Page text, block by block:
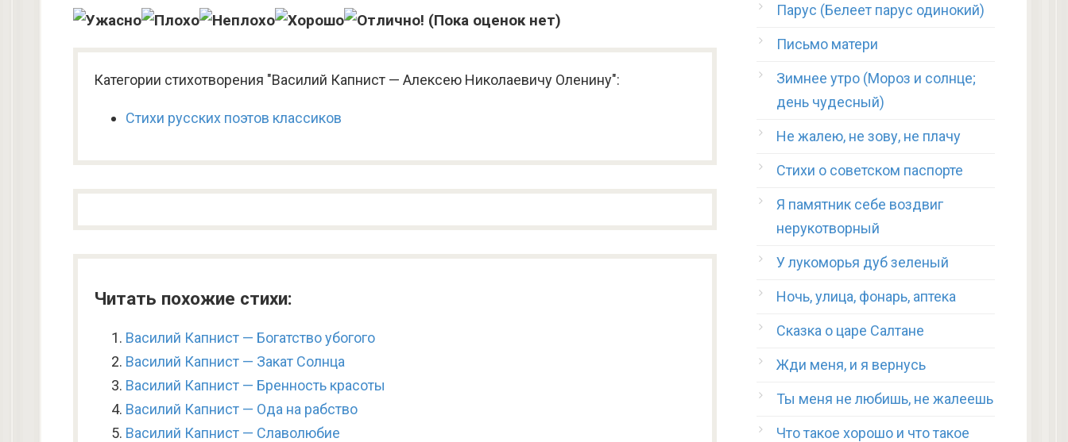
(Пока оценок нет)
Категории стихотворения "Василий Капнист — Алексею Николаевичу Оленину":
Стихи русских поэтов классиков
Читать похожие стихи:
Василий Капнист — Богатство убогого
Василий Капнист — Закат Солнца
Василий Капнист — Бренность красоты
Василий Капнист — Ода на рабство
Василий Капнист — Славолюбие
Парус (Белеет парус одинокий)
Письмо матери
Зимнее утро (Мороз и солнце;
день чудесный)
Не жалею, не зову, не плачу
Стихи о советском паспорте
Я памятник себе воздвиг
нерукотворный
У лукоморья дуб зеленый
Ночь, улица, фонарь, аптека
Сказка о царе Салтане
Жди меня, и я вернусь
Ты меня не любишь, не жалеешь
Что такое хорошо и что такое